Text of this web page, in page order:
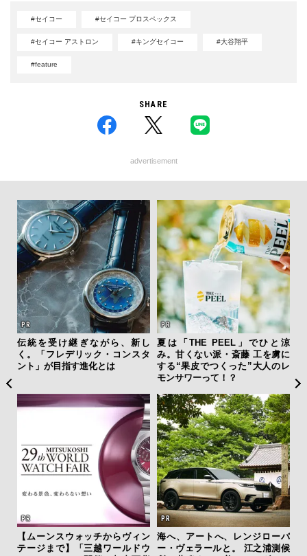
#セイコー #セイコー プロスペックス
#セイコー アストロン #キングセイコー #大谷翔平
#feature
SHARE
advertisement
伝統を受け継ぎながら、新し
く。「フレデリック・コンスタ
ント」が目指す進化とは
夏は「THE PEEL」でひと涼
み。甘くない派・斎藤 工を虜に
する“果皮でつくった”大人のレ
モンサワーって！？
【ムーンスウォッチからヴィン
テージまで】「三越ワールドウ
海へ、アートへ、レンジローバ
ー・ヴェラールと。 江之浦測候
な